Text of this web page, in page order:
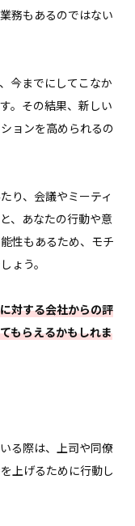
務もあるのではない
今までにしてこなか
。その結果、新しい
ョンを高められるの
り、会議やミーティ
、あなたの行動や意
性もあるため、モチ
ょう。
対する会社からの評
もらえるかもしれま
る際は、上司や同僚
上げるために行動し